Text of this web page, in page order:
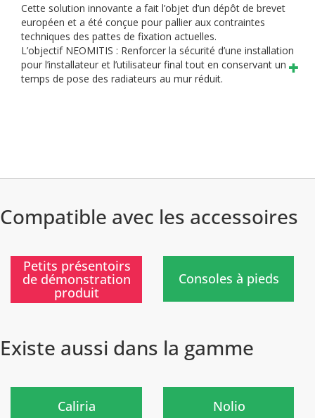
Cette solution innovante a fait l’objet d’un dépôt de brevet
européen et a été conçue pour pallier aux contraintes
techniques des pattes de fixation actuelles.
L’objectif NEOMITIS : Renforcer la sécurité d’une installation
pour l’installateur et l’utilisateur final tout en conservant un
temps de pose des radiateurs au mur réduit.
Compatible avec les accessoires
)
Petits présentoirs
de démonstration
produit
Consoles à pieds
Existe aussi dans la gamme
Caliria Nolio